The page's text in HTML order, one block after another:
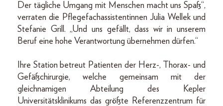
Der tägliche Umgang mit Menschen macht uns Spaß“,
verraten die Pflegefachassistentinnen Julia Wellek und
Stefanie Grill. „Und uns gefällt, dass wir in unserem
Beruf eine hohe Verantwortung übernehmen dürfen.“
Ihre Station betreut Patienten der Herz-, Thorax- und
Gefäßchirurgie, welche gemeinsam mit der
gleichnamigen Abteilung des Kepler
Universitätsklinikums das größte Referenzzentrum für